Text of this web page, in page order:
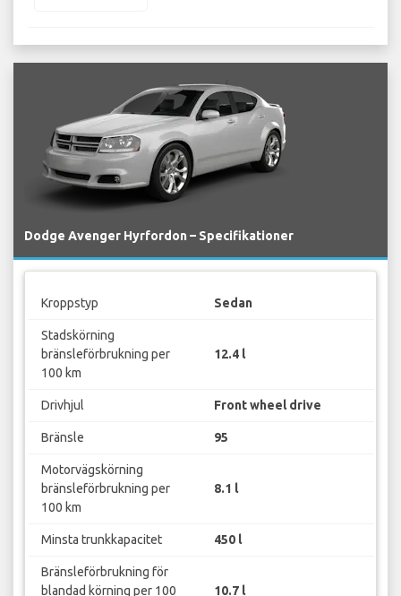
Dodge Avenger Hyrfordon – Specifikationer
Kroppstyp Sedan
Stadskörning
bränsleförbrukning per
100 km
12.4 l
Drivhjul Front wheel drive
Bränsle 95
Motorvägskörning
bränsleförbrukning per
100 km
8.1 l
Minsta trunkkapacitet 450 l
Bränsleförbrukning för
blandad körning per 100
10.7 l